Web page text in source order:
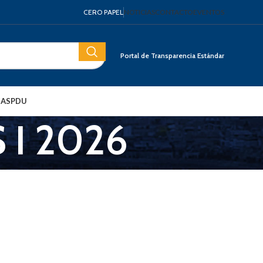
CERO PAPEL NOTICIASCONTACTOEVENTOS
Portal de Transparencia Estándar
PDU
I 2026